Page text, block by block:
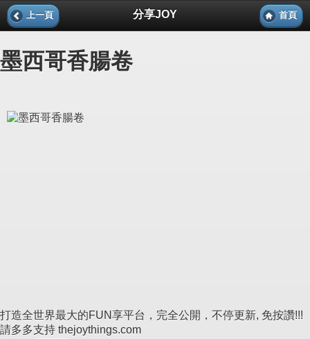
上一頁 分享JOY 首頁
墨西哥香腸卷
打造全世界最大的FUN享平台，完全公開，不停更新, 免按讚!!!
請多多支持 thejoythings.com